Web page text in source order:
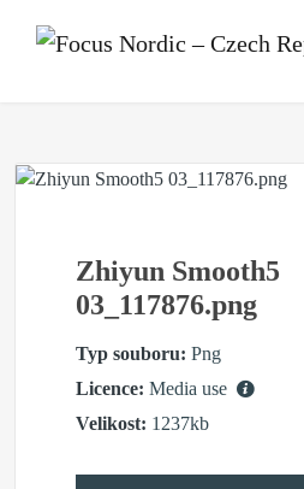
Zhiyun Smooth5
03_117876.png
Typ souboru: Png
Licence: Media use
Velikost: 1237kb